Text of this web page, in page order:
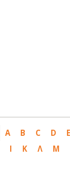
A B C D E
Ι Κ Λ Μ